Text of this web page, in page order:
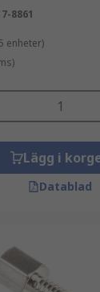
8861
enheter)
Lägg i
Datablad